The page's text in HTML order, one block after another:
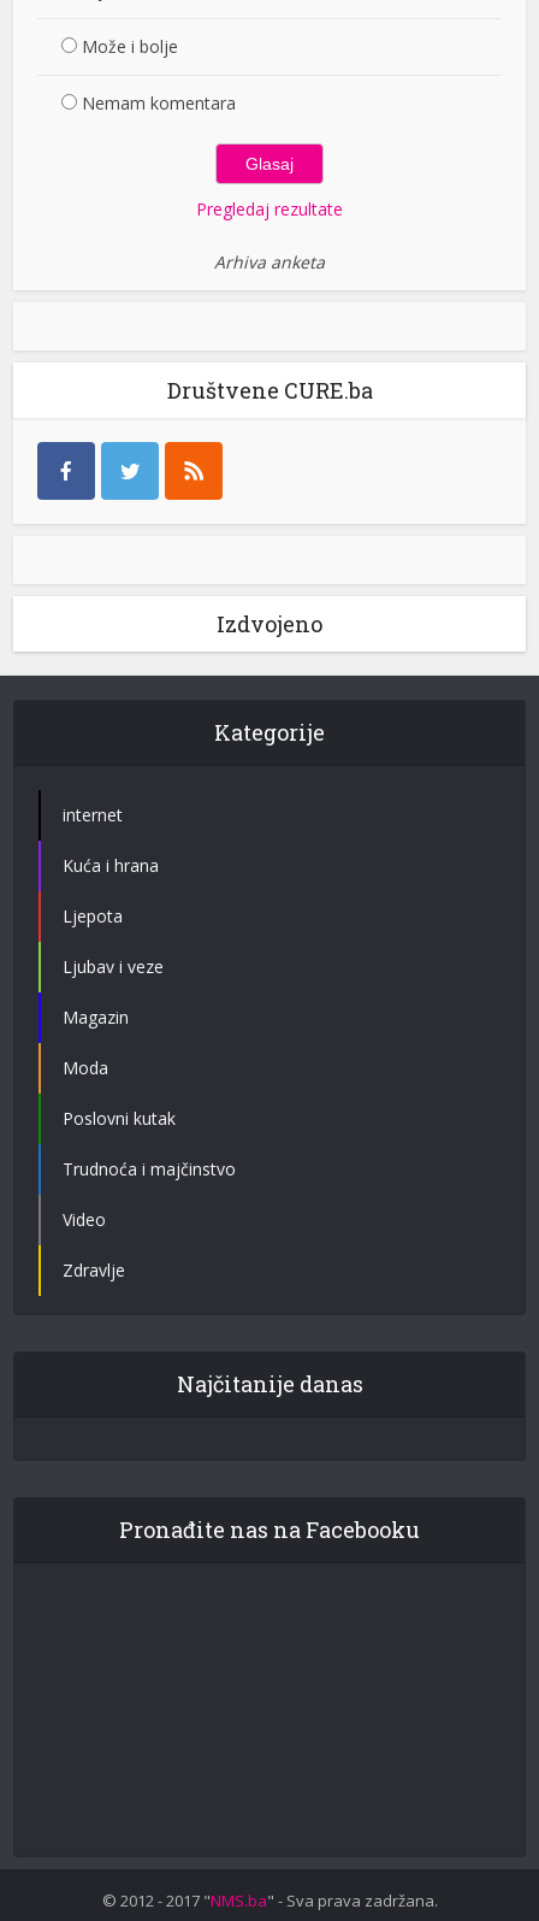
Može i bolje
Nemam komentara
Pregledaj rezultate
Arhiva anketa
Društvene CURE.ba
Izdvojeno
Kategorije
internet
Kuća i hrana
Ljepota
Ljubav i veze
Magazin
Moda
Poslovni kutak
Trudnoća i majčinstvo
Video
Zdravlje
Najčitanije danas
Pronađite nas na Facebooku
© 2012 - 2017 "NMS.ba" - Sva prava zadržana.